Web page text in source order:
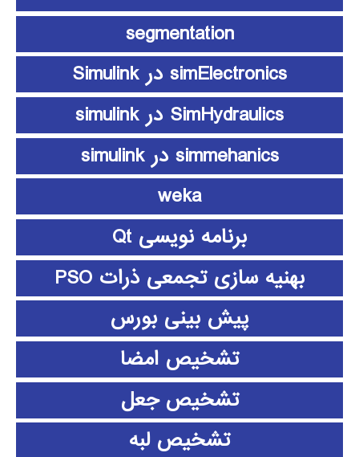
segmentation
simElectronics در Simulink
SimHydraulics در simulink
simmehanics در simulink
weka
برنامه نویسی Qt
بهنیه سازی تجمعی ذرات PSO
پیش بینی بورس
تشخیص امضا
تشخیص جعل
تشخیص لبه